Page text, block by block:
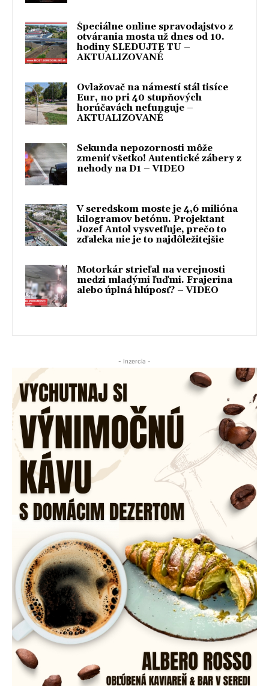
Špeciálne online spravodajstvo z
otvárania mosta už dnes od 10.
hodiny SLEDUJTE TU –
AKTUALIZOVANÉ
Ovlažovač na námestí stál tisíce
Eur, no pri 40 stupňových
horúčavách nefunguje –
AKTUALIZOVANÉ
Sekunda nepozornosti môže
zmeniť všetko! Autentické zábery z
nehody na D1 – VIDEO
V seredskom moste je 4,6 milióna
kilogramov betónu. Projektant
Jozef Antol vysvetľuje, prečo to
zďaleka nie je to najdôležitejšie
Motorkár strieľal na verejnosti
medzi mladými ľuďmi. Frajerina
alebo úplná hlúposť? – VIDEO
- Inzercia -